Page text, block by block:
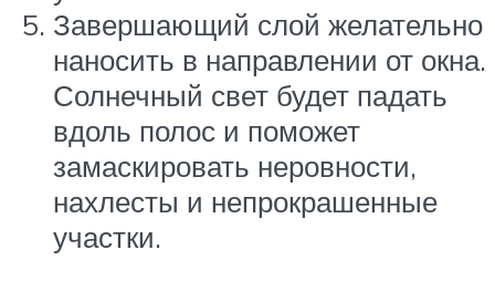
Завершающий слой желательно
наносить в направлении от окна.
Солнечный свет будет падать
вдоль полос и поможет
замаскировать неровности,
нахлесты и непрокрашенные
участки.